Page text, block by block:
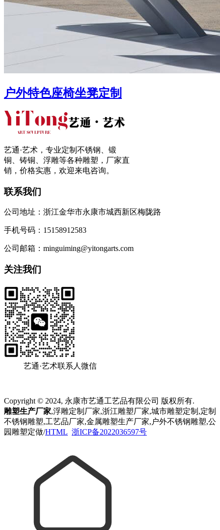
户外特色座椅坐凳定制
艺通·艺术，专业定制不锈钢、锻
铜、铸铜、浮雕等各种雕塑，厂家直
销，价格实惠，欢迎来电咨询。
联系我们
公司地址：浙江金华市永康市城西新区梅陇路
手机号码：15158912583
公司邮箱：minguiming@yitongarts.com
关注我们
艺通·艺术联系人微信
Copyright © 2024, 永康市艺通工艺品有限公司 版权所有.
雕塑生产厂家,浮雕定制厂家,浙江雕塑厂家,城市雕塑定制,定制
不锈钢雕塑,工艺品厂家,金属雕塑生产厂家,户外不锈钢雕塑,公
园雕塑定做/HTML 浙ICP备2022036597号